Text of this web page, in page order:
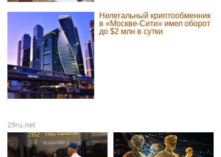
Нелегальный криптообменник
в «Москве-Сити» имел оборот
до $2 млн в сутки
29ru.net